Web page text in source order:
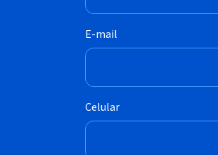
E-mail
Celular